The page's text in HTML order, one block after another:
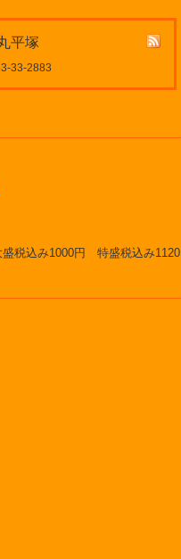
平塚
33-2883
税込み1000円 特盛税込み1120